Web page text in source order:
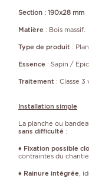
Section : 190x28 mm
Matière : Bois massif.
Type de produit :
Essence : Sapin /
Traitement : Classe 3
Installation simple
La planche ou
sans difficulté :
♦ Fixation possible
contraintes du
♦ Rainure intégrée ,